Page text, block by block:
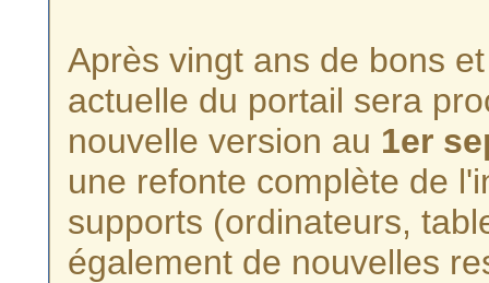
Après vingt ans de bons
actuelle du portail sera
nouvelle version au 1er
une refonte complète de
supports (ordinateurs,
également de nouvelles